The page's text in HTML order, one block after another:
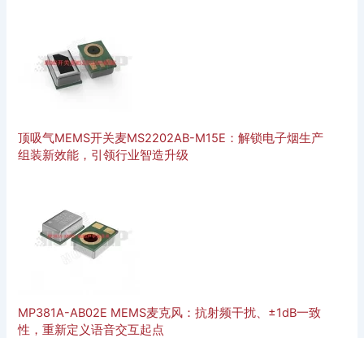
顶吸气MEMS开关麦MS2202AB-M15E：解锁电子烟生产
组装新效能，引领行业智造升级
MP381A-AB02E MEMS麦克风：抗射频干扰、±1dB一致
性，重新定义语音交互起点